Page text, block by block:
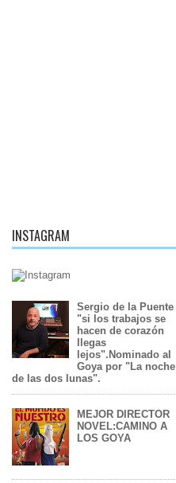
INSTAGRAM
Sergio de la Puente
"si los trabajos se
hacen de corazón
llegas
lejos".Nominado al
Goya por "La noche
de las dos lunas".
MEJOR DIRECTOR
NOVEL:CAMINO A
LOS GOYA